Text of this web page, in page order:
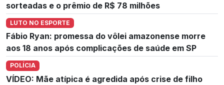
sorteadas e o prêmio de R$ 78 milhões
LUTO NO ESPORTE
Fábio Ryan: promessa do vôlei amazonense morre
aos 18 anos após complicações de saúde em SP
POLÍCIA
VÍDEO: Mãe atípica é agredida após crise de filho